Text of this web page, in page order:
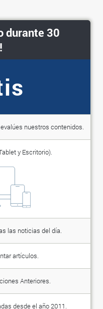
durante 30
nuestros contenidos.
y Escritorio).
las noticias del día.
artículos.
Anteriores.
desde el año 2011.